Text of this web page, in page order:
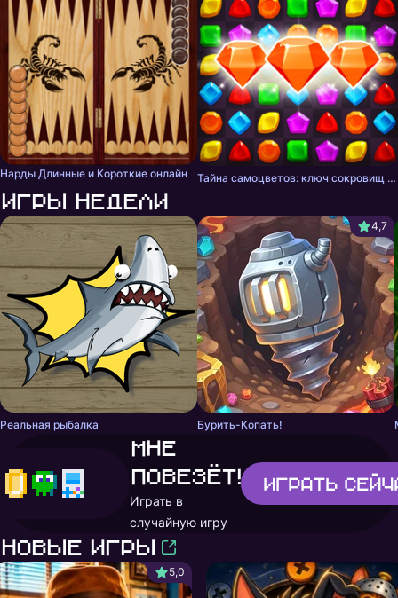
Нарды Длинные и Короткие онлайн Тайна самоцветов: ключ сокровищ - три в ряд
Игры недели
Реальная рыбалка
4,7
Бурить-Копать!
Мне
повезёт!
Играть в
случайную игру
Играть
Новые игры
5,0